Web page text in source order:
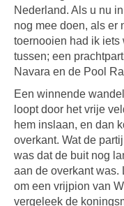
Nederland. Als u nu
nog mee doen, als er
toernooien had ik
tussen; een
Navara en de Pool
Een winnende
loopt door het vrije
hem inslaan, en dan
overkant. Wat de
was dat de buit nog
aan de overkant was.
om een vrijpion van
vergeleek de